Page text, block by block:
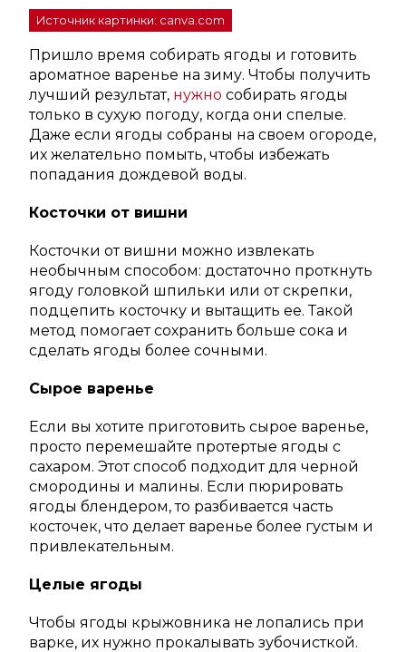
Источник картинки: canva.com
Пришло время собирать ягоды и готовить
ароматное варенье на зиму. Чтобы получить
лучший результат, нужно собирать ягоды
только в сухую погоду, когда они спелые.
Даже если ягоды собраны на своем огороде,
их желательно помыть, чтобы избежать
попадания дождевой воды.
Косточки от вишни
Косточки от вишни можно извлекать
необычным способом: достаточно проткнуть
ягоду головкой шпильки или от скрепки,
подцепить косточку и вытащить ее. Такой
метод помогает сохранить больше сока и
сделать ягоды более сочными.
Сырое варенье
Если вы хотите приготовить сырое варенье,
просто перемешайте протертые ягоды с
сахаром. Этот способ подходит для черной
смородины и малины. Если пюрировать
ягоды блендером, то разбивается часть
косточек, что делает варенье более густым и
привлекательным.
Целые ягоды
Чтобы ягоды крыжовника не лопались при
варке, их нужно прокалывать зубочисткой.